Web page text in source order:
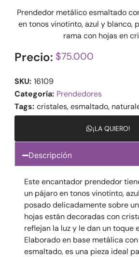
Prendedor metálico esmaltado
en tonos vinotinto, azul y blanco,
rama con hojas en
Precio: $75.000
SKU: 16109
Categoría: Prendedores
Tags: cristales,esmaltado,
¡LA QUIERO!
Descripción
Este encantador prendedor
un pájaro en tonos vinotinto,
posado delicadamente sobre
hojas están decoradas con
reflejan la luz y le dan un toque
Elaborado en base metálica
esmaltado, es una pieza ideal